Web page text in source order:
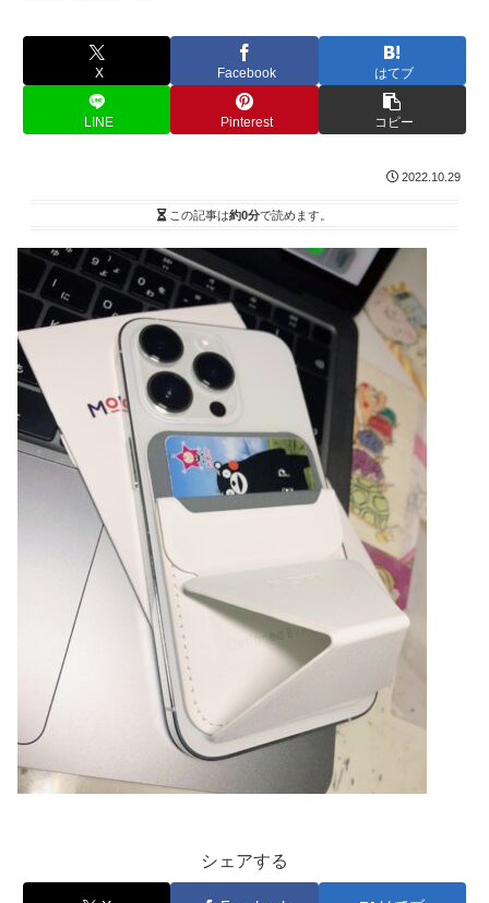
X Facebook はてブ
LINE Pinterest コピー
2022.10.29
この記事は約0分で読めます。
シェアする